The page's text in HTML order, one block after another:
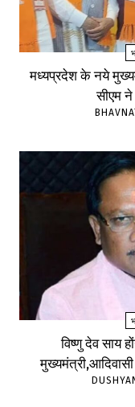
मध्यप्रदेश के नये
सीएम
विष्णु देव साय